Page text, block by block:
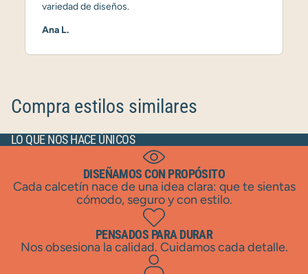
variedad de diseños.
Ana L.
Compra estilos similares
LO QUE NOS HACE ÚNICOS
DISEÑAMOS CON PROPÓSITO
Cada calcetín nace de una idea clara: que te sientas
cómodo, seguro y con estilo.
PENSADOS PARA DURAR
Nos obsesiona la calidad. Cuidamos cada detalle.